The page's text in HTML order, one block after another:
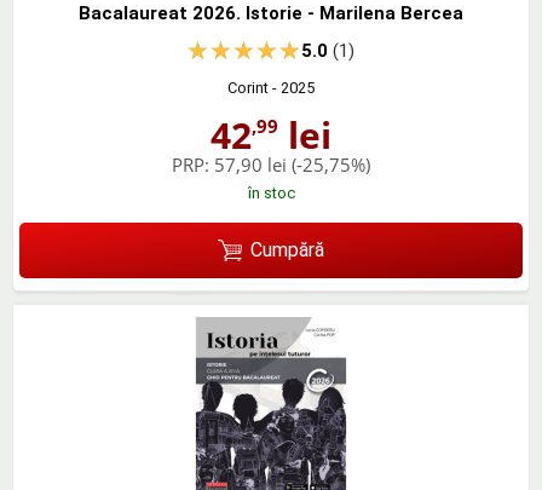
Bacalaureat 2026. Istorie - Marilena Bercea
5.0(1)
Corint - 2025
42,99 lei
PRP: 57,90 lei (-25,75%)
în stoc
Cumpără